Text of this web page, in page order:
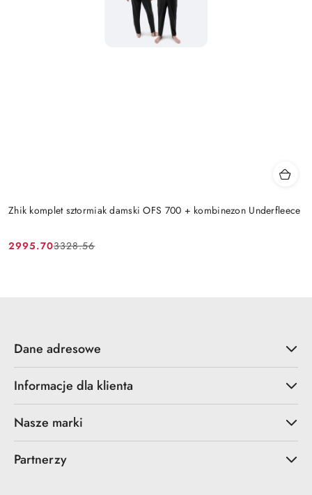
Zhik komplet sztormiak damski OFS 700 + kombinezon Underfleece
Cena
2995.70
Cena
3328.56
Dane adresowe
Informacje dla klienta
Nasze marki
Partnerzy